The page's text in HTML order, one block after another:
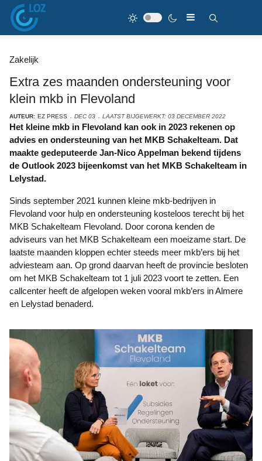
Zakelijk
Extra zes maanden ondersteuning voor
klein mkb in Flevoland
AUTEUR: EZ PRESS DEC 03 LAATST BIJGEWERKT: 03 DECEMBER 2022
Het kleine mkb in Flevoland kan ook in 2023 rekenen op
advies en ondersteuning van het MKB Schakelteam. Dat
maakte gedeputeerde Jan-Nico Appelman bekend tijdens
de Outlook 2023 bijeenkomst van het MKB Schakelteam in
Lelystad.
Sinds september 2021 kunnen kleine mkb-bedrijven in
Flevoland voor hulp en ondersteuning kosteloos terecht bij het
MKB Schakelteam Flevoland. Door corona kenden de
adviseurs van het MKB Schakelteam een moeizame start. De
laatste maanden kloppen echter steeds meer mkb’ers bij het
adviesteam aan. Op grond daarvan heeft de provincie besloten
om het MKB Schakelteam tot 1 juli 2023 voort te zetten. Een
callcenter heeft de afgelopen weken vooral mkb’ers in Almere
en Lelystad benaderd.